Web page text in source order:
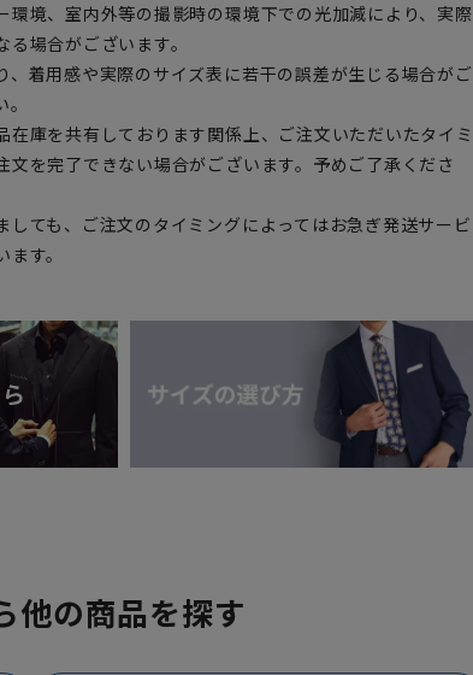
境、室内外等の撮影時の環境下での光加減により、実際
場合がございます。
着用感や実際のサイズ表に若干の誤差が生じる場合がご
庫を共有しております関係上、ご注文いただいたタイミ
文を完了できない場合がございます。予めご了承くださ
ても、ご注文のタイミングによってはお急ぎ発送サービ
す。
他の商品を探す